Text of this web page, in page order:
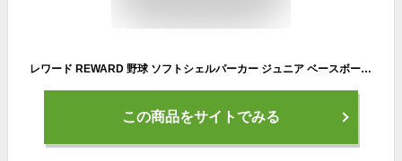
レワード REWARD 野球 ソフトシェルパーカー ジュニア ベースボール アウター グランドコート JGW-13 【取り寄せ商品】(2007)
この商品をサイトでみる